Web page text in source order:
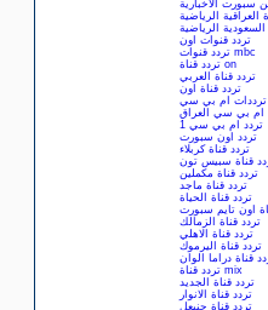
سبورت الاخبارية
العراقية الرياضية
الرياضية
تردد قنوات اون
تردد قنوات mbc
تردد قناة on
تردد قناة العربي
تردد قناة اون
ترددات ام بي سي
ام بي سي العراق
تردد ام بي سي 1
تردد اون سبورت
تردد قناة كربلاء
قناة سبيس تون
تردد قناة مكملين
تردد قناة ماجد
تردد قناة الحياة
اون تايم سبورت
تردد قناة الزمالك
تردد قناة الاهلي
تردد قناة اليرموك
قناة دراما الوان
تردد قناة mix
تردد قناة الجديد
تردد قناة الانوار
تردد قناة حنبعل